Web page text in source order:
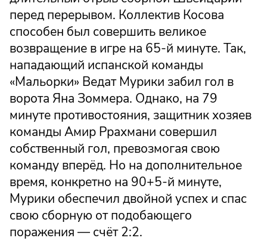
перед перерывом. Коллектив Косова
способен был совершить великое
возвращение в игре на 65-й минуте. Так,
нападающий испанской команды
«Мальорки» Ведат Мурики забил гол в
ворота Яна Зоммера. Однако, на 79
минуте противостояния, защитник хозяев
команды Амир Ррахмани совершил
собственный гол, превозмогая свою
команду вперёд. Но на дополнительное
время, конкретно на 90+5-й минуте,
Мурики обеспечил двойной успех и спас
свою сборную от подобающего
поражения — счёт 2:2.